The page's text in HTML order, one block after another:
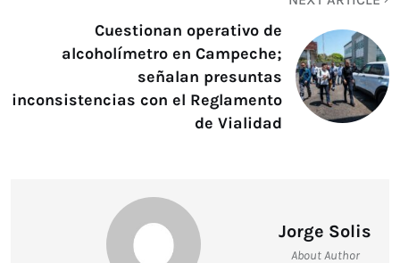
Cuestionan operativo de
alcoholímetro en Campeche;
señalan presuntas
inconsistencias con el Reglamento
de Vialidad
Jorge Solis
About Author